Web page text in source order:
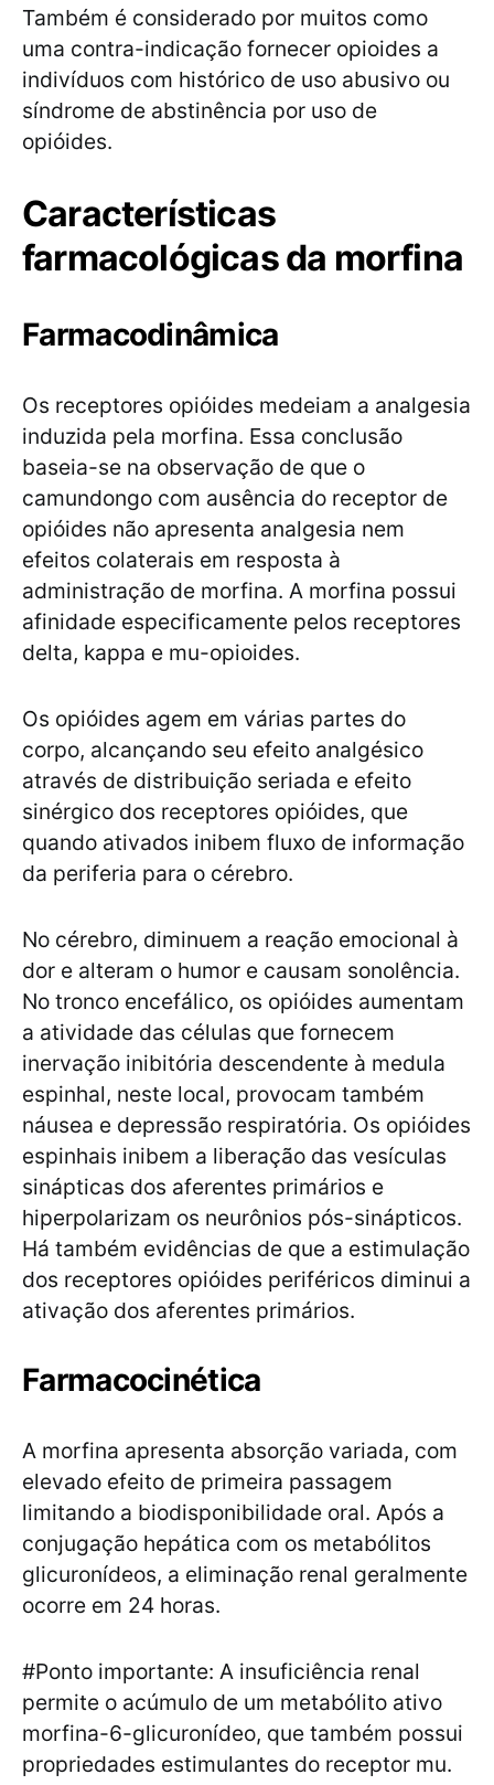
Também é considerado por muitos como
uma contra-indicação fornecer opioides a
indivíduos com histórico de uso abusivo ou
síndrome de abstinência por uso de
opióides.
Características
farmacológicas da morfina
Farmacodinâmica
Os receptores opióides medeiam a analgesia
induzida pela morfina. Essa conclusão
baseia-se na observação de que o
camundongo com ausência do receptor de
opióides não apresenta analgesia nem
efeitos colaterais em resposta à
administração de morfina. A morfina possui
afinidade especificamente pelos receptores
delta, kappa e mu-opioides.
Os opióides agem em várias partes do
corpo, alcançando seu efeito analgésico
através de distribuição seriada e efeito
sinérgico dos receptores opióides, que
quando ativados inibem fluxo de informação
da periferia para o cérebro.
No cérebro, diminuem a reação emocional à
dor e alteram o humor e causam sonolência.
No tronco encefálico, os opióides aumentam
a atividade das células que fornecem
inervação inibitória descendente à medula
espinhal, neste local, provocam também
náusea e depressão respiratória. Os opióides
espinhais inibem a liberação das vesículas
sinápticas dos aferentes primários e
hiperpolarizam os neurônios pós-sinápticos.
Há também evidências de que a estimulação
dos receptores opióides periféricos diminui a
ativação dos aferentes primários.
Farmacocinética
A morfina apresenta absorção variada, com
elevado efeito de primeira passagem
limitando a biodisponibilidade oral. Após a
conjugação hepática com os metabólitos
glicuronídeos, a eliminação renal geralmente
ocorre em 24 horas.
#Ponto importante: A insuficiência renal
permite o acúmulo de um metabólito ativo
morfina-6-glicuronídeo, que também possui
propriedades estimulantes do receptor mu.